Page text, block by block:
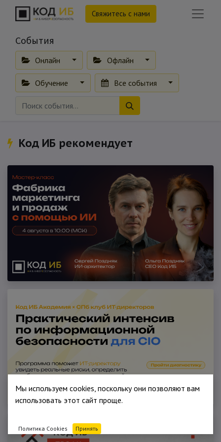
Свяжитесь с нами
События
Онлайн Офлайн
Обучение Все события
Код ИБ рекомендует
Мы используем cookies, поскольку они позволяют вам
использовать этот сайт проще.
Политика Cookies Принять